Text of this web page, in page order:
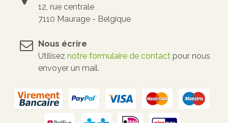
12, rue centrale
7110 Maurage - Belgique
Nous écrire
Utilisez notre formulaire de contact pour nous
envoyer un mail.